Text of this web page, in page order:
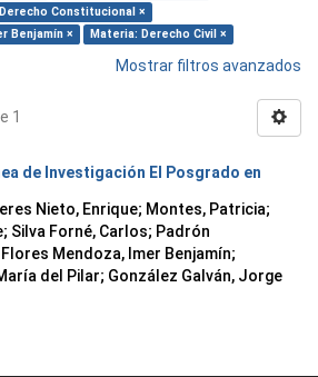
Constitucional ×
Benjamín ×
Materia: Derecho Civil ×
Mostrar filtros avanzados
1
de Investigación El Posgrado en
Nieto, Enrique; Montes, Patricia;
; Silva Forné, Carlos; Padrón
Flores Mendoza, Imer Benjamín;
del Pilar; González Galván, Jorge